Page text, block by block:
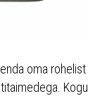
oma rohelist
Kogu